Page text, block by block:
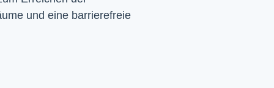
und eine barrierefreie